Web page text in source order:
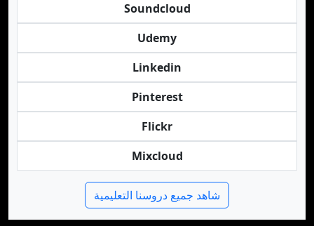
Soundcloud
Udemy
Linkedin
Pinterest
Flickr
Mixcloud
شاهد جميع دروسنا التعليمية